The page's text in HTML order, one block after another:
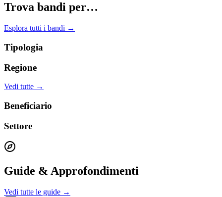
Trova bandi per…
Esplora tutti i bandi →
Tipologia
Regione
Vedi tutte →
Beneficiario
Settore
Guide & Approfondimenti
Vedi tutte le guide →